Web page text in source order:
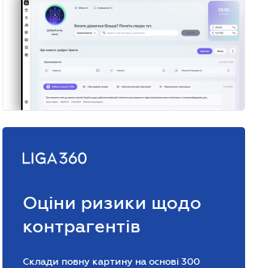
Оціни ризики щодо
контрагентів
Склади повну картину на основі 300